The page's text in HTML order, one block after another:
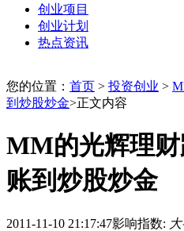
创业项目
创业计划
热点资讯
您的位置： 首页 > 投资创业 >
到炒股炒金>正文内容
MM的光辉理
账到炒股炒金
2011-11-10 21:17:47影响指数: